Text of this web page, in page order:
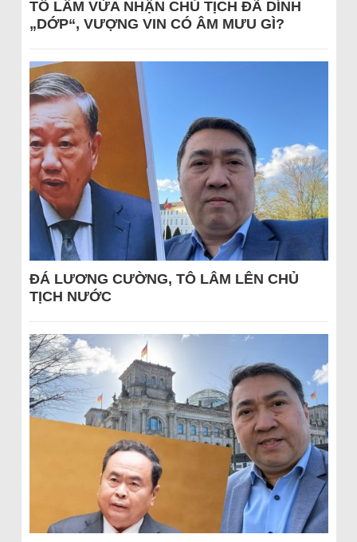
TÔ LÂM VỪA NHẬN CHỦ TỊCH ĐÃ DÍNH
„DỚP“, VƯỢNG VIN CÓ ÂM MƯU GÌ?
ĐÁ LƯƠNG CƯỜNG, TÔ LÂM LÊN CHỦ
TỊCH NƯỚC